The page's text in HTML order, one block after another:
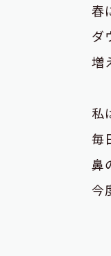
春
ダ
増
私
毎
鼻
今